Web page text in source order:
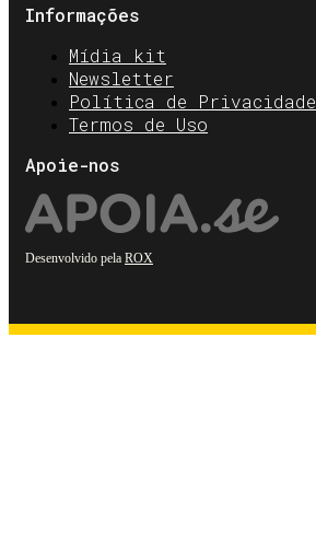
Informações
Mídia kit
Newsletter
Política de Privacidade
Termos de Uso
Apoie-nos
Desenvolvido pela ROX